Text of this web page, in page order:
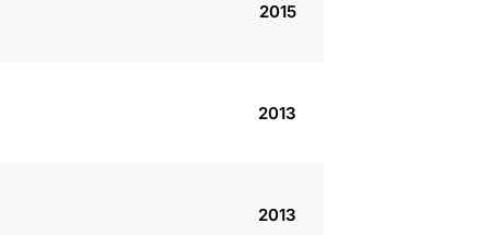
2015
2013
2013